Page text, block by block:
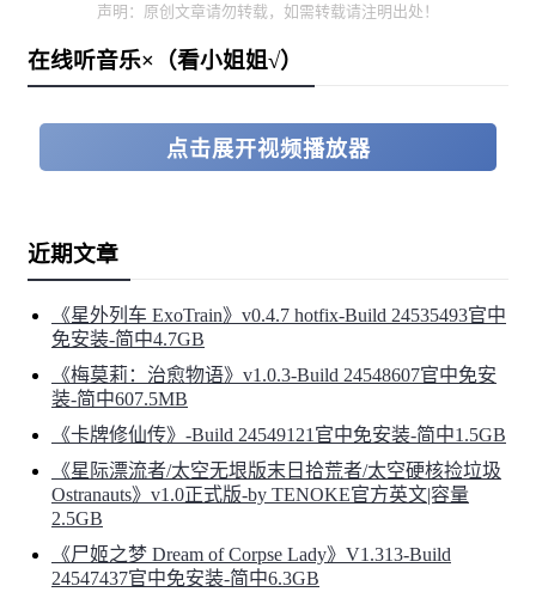
声明：原创文章请勿转载，如需转载请注明出处！
在线听音乐×（看小姐姐√）
点击展开视频播放器
近期文章
《星外列车 ExoTrain》v0.4.7 hotfix-Build 24535493官中
免安装-简中4.7GB
《梅莫莉：治愈物语》v1.0.3-Build 24548607官中免安
装-简中607.5MB
《卡牌修仙传》-Build 24549121官中免安装-简中1.5GB
《星际漂流者/太空无垠版末日拾荒者/太空硬核捡垃圾
Ostranauts》v1.0正式版-by TENOKE官方英文|容量
2.5GB
《尸姬之梦 Dream of Corpse Lady》V1.313-Build
24547437官中免安装-简中6.3GB